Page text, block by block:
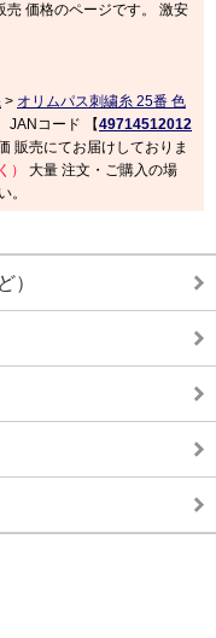
売 価格のページです。 激安
> オリムパス刺繍糸 25番 色
JANコード 【49714512012
販売にてお届けしておりま
）
大量 注文・ご購入の場
。
）